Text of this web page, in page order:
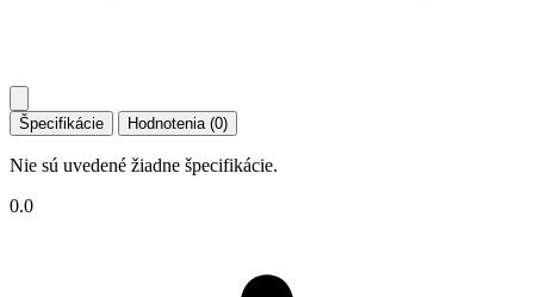
Špecifikácie Hodnotenia (0)
Nie sú uvedené žiadne špecifikácie.
0.0